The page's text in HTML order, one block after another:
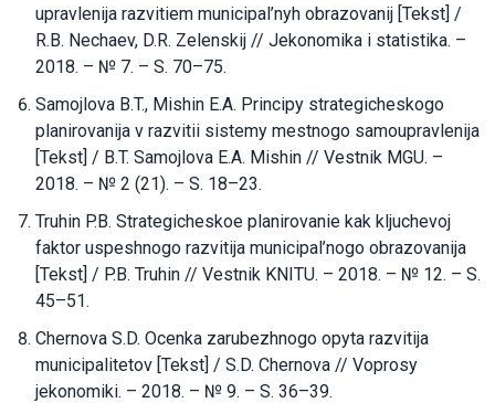
upravlenija razvitiem municipal’nyh obrazovanij [Tekst] /
R.B. Nechaev, D.R. Zelenskij // Jekonomika i statistika. –
2018. – № 7. – S. 70–75.
Samojlova B.T., Mishin E.A. Principy strategicheskogo
planirovanija v razvitii sistemy mestnogo samoupravlenija
[Tekst] / B.T. Samojlova E.A. Mishin // Vestnik MGU. –
2018. – № 2 (21). – S. 18–23.
Truhin P.B. Strategicheskoe planirovanie kak kljuchevoj
faktor uspeshnogo razvitija municipal’nogo obrazovanija
[Tekst] / P.B. Truhin // Vestnik KNITU. – 2018. – № 12. – S.
45–51.
Chernova S.D. Ocenka zarubezhnogo opyta razvitija
municipalitetov [Tekst] / S.D. Chernova // Voprosy
jekonomiki. – 2018. – № 9. – S. 36–39.